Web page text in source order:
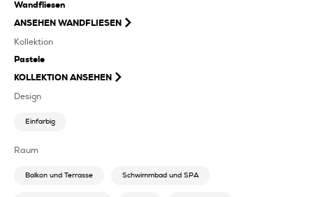
Wandfliesen
ANSEHEN WANDFLIESEN
Kollektion
Pastele
KOLLEKTION ANSEHEN
Design
Einfarbig
Raum
Balkon und Terrasse Schwimmbad und SPA